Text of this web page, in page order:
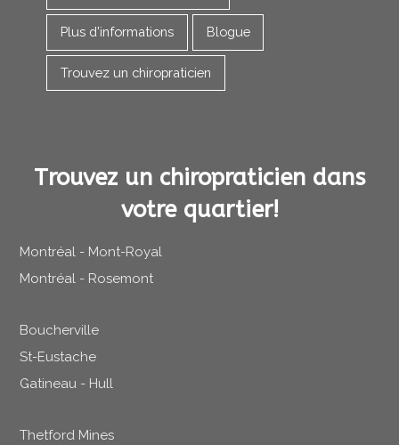
Plus d'informations Blogue
Trouvez un chiropraticien
Trouvez un chiropraticien dans
votre quartier!
Montréal - Mont-Royal
Montréal - Rosemont
Boucherville
St-Eustache
Gatineau - Hull
Thetford Mines